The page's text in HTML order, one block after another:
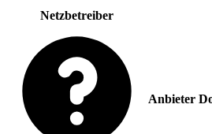
Netzbetreiber
Anbieter